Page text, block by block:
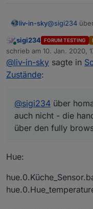
liv-in-sky@sigi234
über den fully
Online
sigi234 FORUM TESTING
schrieb am 10. Jan. 2020,
zuletzt editiert von sigi234
@liv-in-sky sagte in
Zustände:
@sigi234 über
auch nicht - die
über den fully
Hue: